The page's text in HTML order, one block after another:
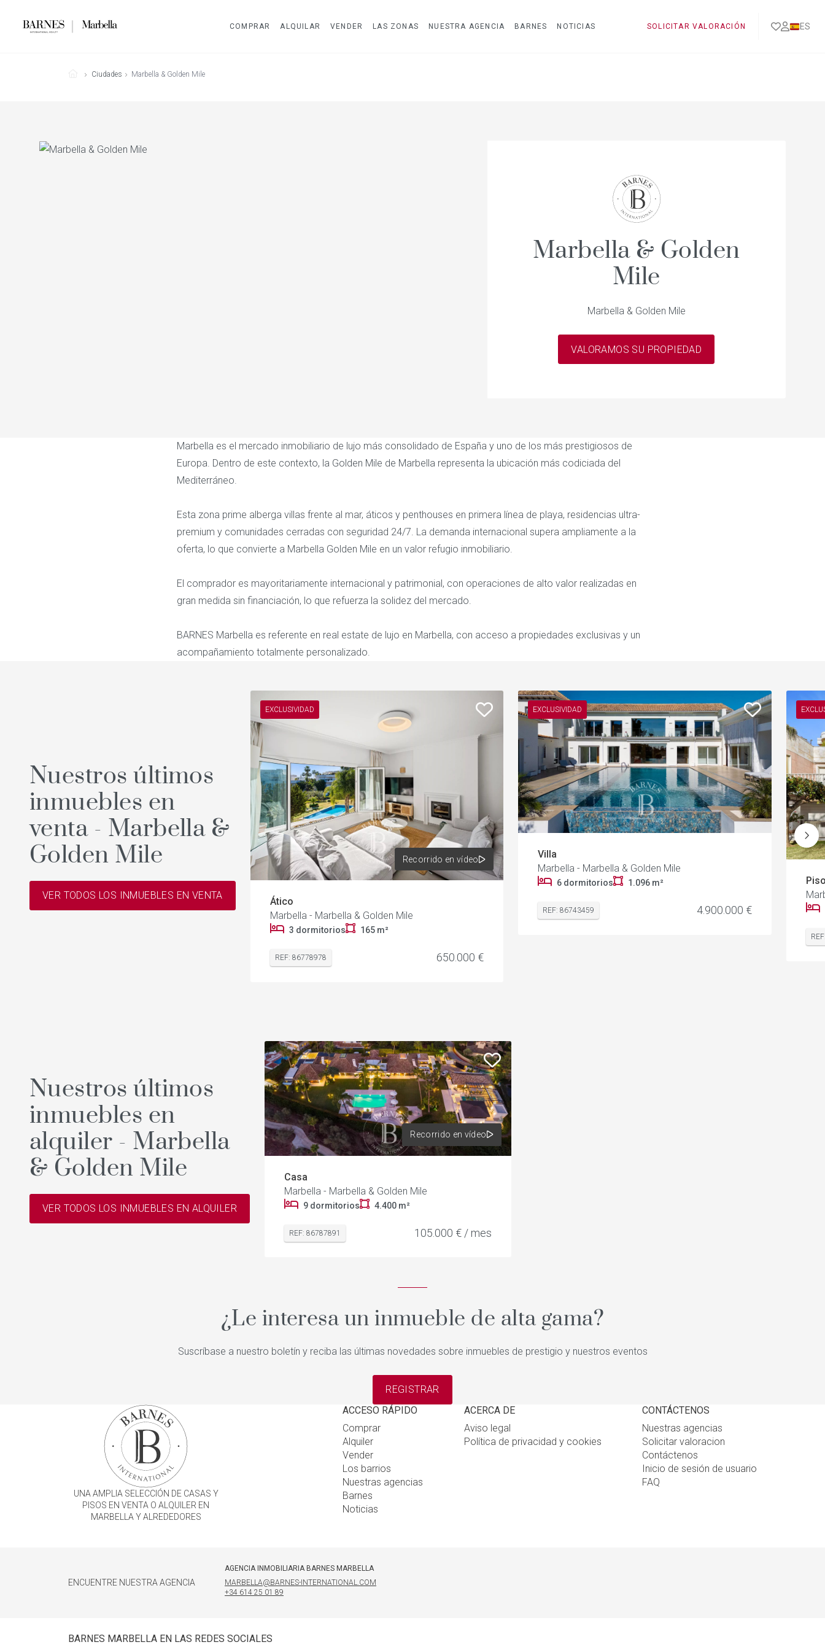
COMPRAR ALQUILAR VENDER LAS ZONAS NUESTRA AGENCIA BARNES NOTICIAS SOLICITAR VALORACIÓN ES
Ciudades Marbella & Golden Mile
Marbella & Golden
Mile
Marbella & Golden Mile
VALORAMOS SU PROPIEDAD
Marbella es el mercado inmobiliario de lujo más consolidado de España y uno de los más prestigiosos de
Europa. Dentro de este contexto, la Golden Mile de Marbella representa la ubicación más codiciada del
Mediterráneo.
Esta zona prime alberga villas frente al mar, áticos y penthouses en primera línea de playa, residencias ultra-
premium y comunidades cerradas con seguridad 24/7. La demanda internacional supera ampliamente a la
oferta, lo que convierte a Marbella Golden Mile en un valor refugio inmobiliario.
El comprador es mayoritariamente internacional y patrimonial, con operaciones de alto valor realizadas en
gran medida sin financiación, lo que refuerza la solidez del mercado.
BARNES Marbella es referente en real estate de lujo en Marbella, con acceso a propiedades exclusivas y un
acompañamiento totalmente personalizado.
Nuestros últimos
inmuebles en
venta - Marbella &
Golden Mile
VER TODOS LOS INMUEBLES EN VENTA
EXCLUSIVIDAD
Recorrido en vídeo
Ático
Marbella - Marbella & Golden Mile
3 dormitorios 165 m²
REF: 86778978 650.000 €
EXCLUSIVIDAD
Villa
Marbella - Marbella & Golden Mile
6 dormitorios 1.096 m²
REF: 86743459 4.900.000 €
Nuestros últimos
inmuebles en
alquiler - Marbella
& Golden Mile
VER TODOS LOS INMUEBLES EN ALQUILER
Recorrido en vídeo
Casa
Marbella - Marbella & Golden Mile
9 dormitorios 4.400 m²
REF: 86787891 105.000 € / mes
¿Le interesa un inmueble de alta gama?
Suscríbase a nuestro boletín y reciba las últimas novedades sobre inmuebles de prestigio y nuestros eventos
REGISTRAR
UNA AMPLIA SELECCIÓN DE CASAS Y
PISOS EN VENTA O ALQUILER EN
MARBELLA Y ALREDEDORES
ACCESO RÁPIDO
Comprar
Alquiler
Vender
Los barrios
Nuestras agencias
Barnes
Noticias
ACERCA DE
Aviso legal
Política de privacidad y cookies
CONTÁCTENOS
Nuestras agencias
Solicitar valoracion
Contáctenos
Inicio de sesión de usuario
FAQ
ENCUENTRE NUESTRA AGENCIA
AGENCIA INMOBILIARIA BARNES MARBELLA
MARBELLA@BARNES-INTERNATIONAL.COM
+34 614 25 01 89
BARNES MARBELLA EN LAS REDES SOCIALES